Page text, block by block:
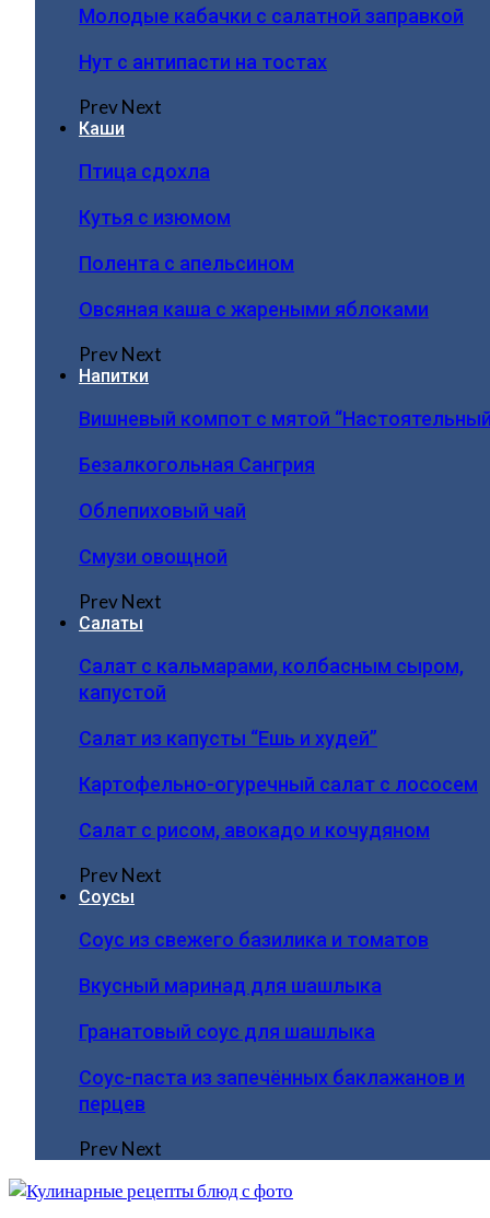
Молодые кабачки с салатной заправкой
Нут с антипасти на тостах
PrevNext
Каши
Птица сдохла
Кутья с изюмом
Полента с апельсином
Овсяная каша с жареными яблоками
PrevNext
Напитки
Вишневый компот с мятой
Безалкогольная Сангрия
Облепиховый чай
Смузи овощной
PrevNext
Салаты
Салат с кальмарами, колбасным сыром,
капустой
Салат из капусты “Ешь и худей”
Картофельно-огуречный салат с лососем
Салат с рисом, авокадо и кочудяном
PrevNext
Соусы
Соус из свежего базилика и томатов
Вкусный маринад для шашлыка
Гранатовый соус для шашлыка
Соус-паста из запечённых баклажанов и
перцев
PrevNext